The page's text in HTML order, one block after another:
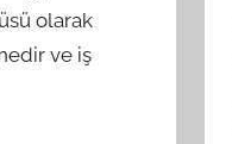
olarak
ve iş